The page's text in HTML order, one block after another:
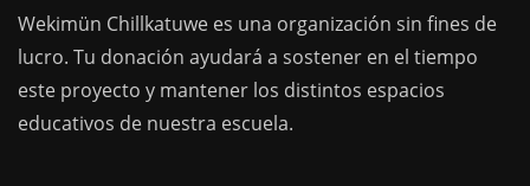
Wekimün Chillkatuwe es una organización sin fines de
lucro. Tu donación ayudará a sostener en el tiempo
este proyecto y mantener los distintos espacios
educativos de nuestra escuela.